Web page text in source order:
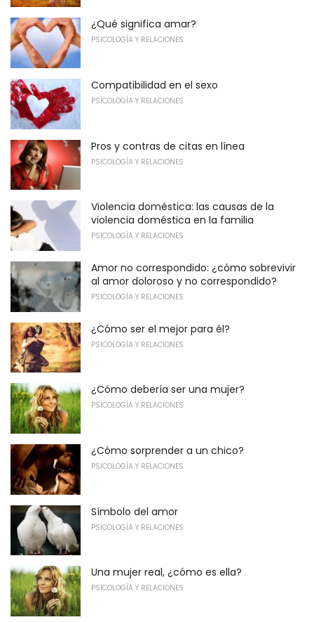
¿Qué significa amar?
PSICOLOGÍA Y RELACIONES
Compatibilidad en el sexo
PSICOLOGÍA Y RELACIONES
Pros y contras de citas en línea
PSICOLOGÍA Y RELACIONES
Violencia doméstica: las causas de la
violencia doméstica en la familia
PSICOLOGÍA Y RELACIONES
Amor no correspondido: ¿cómo sobrevivir
al amor doloroso y no correspondido?
PSICOLOGÍA Y RELACIONES
¿Cómo ser el mejor para él?
PSICOLOGÍA Y RELACIONES
¿Cómo debería ser una mujer?
PSICOLOGÍA Y RELACIONES
¿Cómo sorprender a un chico?
PSICOLOGÍA Y RELACIONES
Símbolo del amor
PSICOLOGÍA Y RELACIONES
Una mujer real, ¿cómo es ella?
PSICOLOGÍA Y RELACIONES